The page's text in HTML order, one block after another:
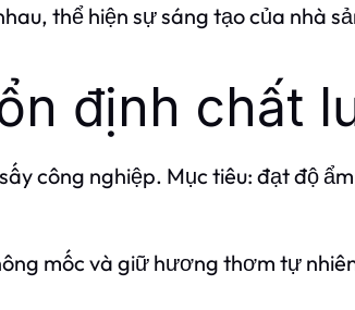
thể hiện sự sáng tạo của nhà
định chất
công nghiệp. Mục tiêu: đạt độ ẩm
mốc và giữ hương thơm tự